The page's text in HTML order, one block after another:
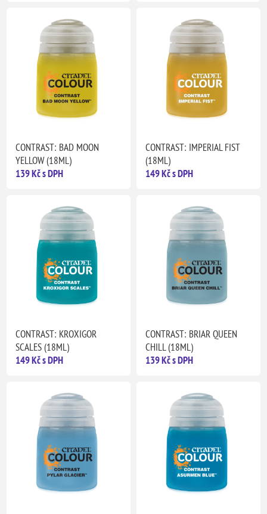
CONTRAST: BAD MOON
YELLOW (18ML)
139 Kč s DPH
CONTRAST: IMPERIAL FIST
(18ML)
149 Kč s DPH
CONTRAST: KROXIGOR
SCALES (18ML)
149 Kč s DPH
CONTRAST: BRIAR QUEEN
CHILL (18ML)
139 Kč s DPH